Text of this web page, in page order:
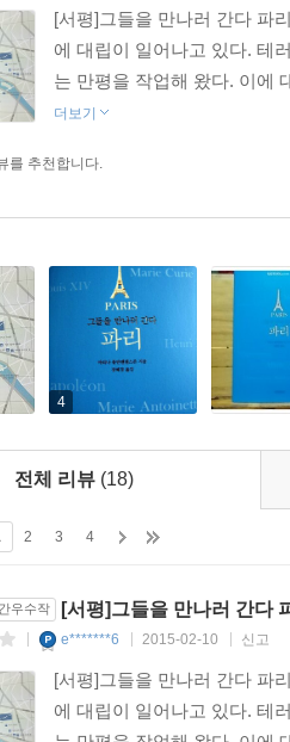
[서평]그들을 만나러 간다 파
에 대립이 일어나고 있다. 테
는 만평을 작업해 왔다. 이에
더보기
를 추천합니다.
4
전체 리뷰 (18)
2 3 4
우수작 [서평]그들을 만나러 간다
e*******6 2015-02-10 신고
[서평]그들을 만나러 간다 파
에 대립이 일어나고 있다. 테